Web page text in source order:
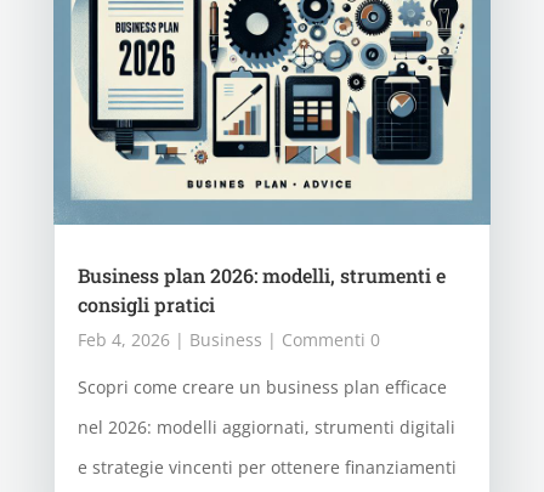
Business plan 2026: modelli, strumenti e
consigli pratici
Feb 4, 2026| Business | Commenti 0
Scopri come creare un business plan efficace
nel 2026: modelli aggiornati, strumenti digitali
e strategie vincenti per ottenere finanziamenti